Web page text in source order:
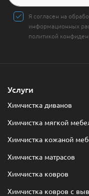
Я согласен на
информационных
политикой
Услуги
Химчистка диванов
Химчистка мягкой
Химчистка кожаной
Химчистка матрасов
Химчистка ковров
Химчистка ковров с